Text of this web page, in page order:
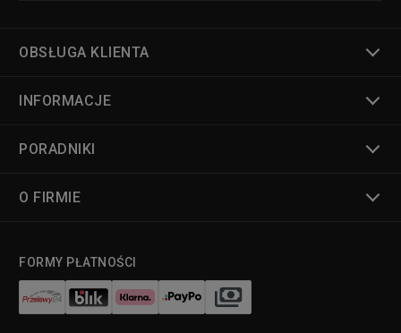
OBSŁUGA KLIENTA
INFORMACJE
PORADNIKI
O FIRMIE
FORMY PŁATNOŚCI